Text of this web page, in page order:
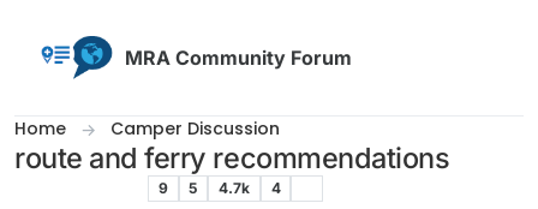
MRA Community Forum
Home Camper Discussion
route and ferry recommendations
9 5 4.7k 4